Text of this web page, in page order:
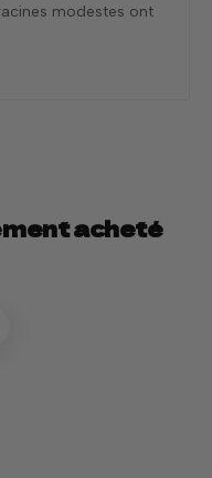
modestes ont
acheté